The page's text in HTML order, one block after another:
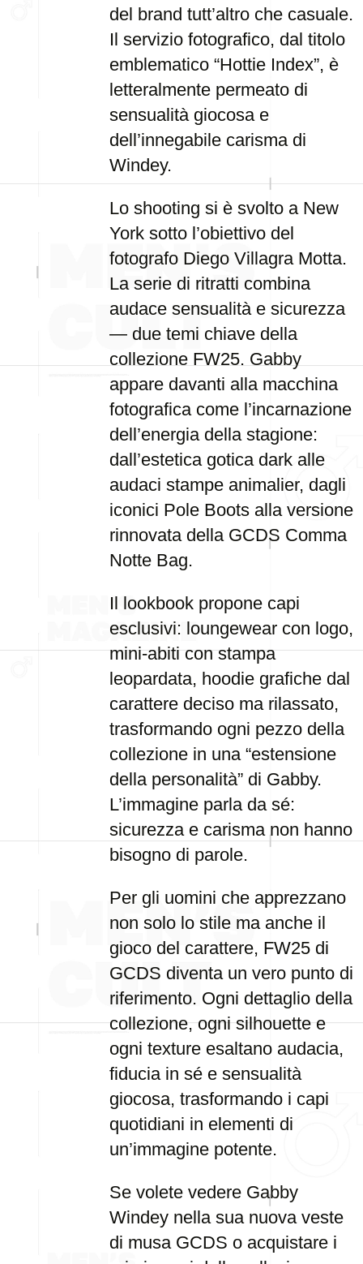
del brand tutt’altro che casuale.
Il servizio fotografico, dal titolo
emblematico “Hottie Index”, è
letteralmente permeato di
sensualità giocosa e
dell’innegabile carisma di
Windey.
Lo shooting si è svolto a New
York sotto l’obiettivo del
fotografo Diego Villagra Motta.
La serie di ritratti combina
audace sensualità e sicurezza
— due temi chiave della
collezione FW25. Gabby
appare davanti alla macchina
fotografica come l’incarnazione
dell’energia della stagione:
dall’estetica gotica dark alle
audaci stampe animalier, dagli
iconici Pole Boots alla versione
rinnovata della GCDS Comma
Notte Bag.
Il lookbook propone capi
esclusivi: loungewear con logo,
mini-abiti con stampa
leopardata, hoodie grafiche dal
carattere deciso ma rilassato,
trasformando ogni pezzo della
collezione in una “estensione
della personalità” di Gabby.
L’immagine parla da sé:
sicurezza e carisma non hanno
bisogno di parole.
Per gli uomini che apprezzano
non solo lo stile ma anche il
gioco del carattere, FW25 di
GCDS diventa un vero punto di
riferimento. Ogni dettaglio della
collezione, ogni silhouette e
ogni texture esaltano audacia,
fiducia in sé e sensualità
giocosa, trasformando i capi
quotidiani in elementi di
un’immagine potente.
Se volete vedere Gabby
Windey nella sua nuova veste
di musa GCDS o acquistare i